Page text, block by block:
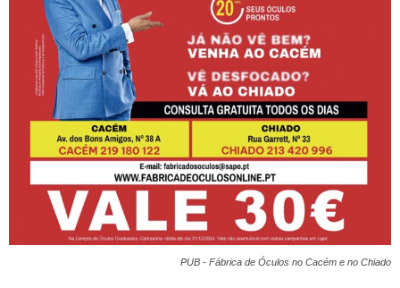
PUB - Fábrica de Óculos no Cacém e no Chiado